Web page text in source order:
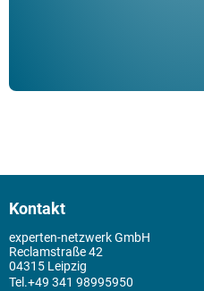
Kontakt
experten-netzwerk GmbH
Reclamstraße 42
04315 Leipzig
+49 341 98995950